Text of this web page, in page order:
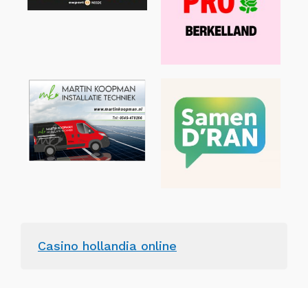
Casino hollandia online